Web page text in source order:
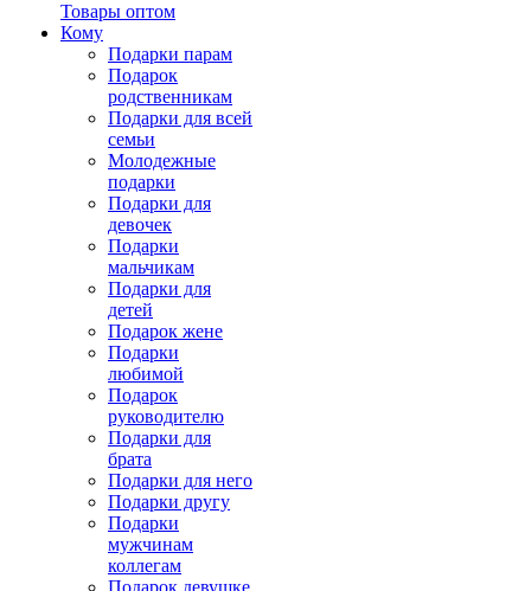
Товары оптом
Кому
Подарки парам
Подарок
родственникам
Подарки для всей
семьи
Молодежные
подарки
Подарки для
девочек
Подарки
мальчикам
Подарки для
детей
Подарок жене
Подарки
любимой
Подарок
руководителю
Подарки для
брата
Подарки для него
Подарки другу
Подарки
мужчинам
коллегам
Подарок девушке